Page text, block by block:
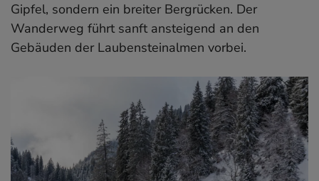
Gipfel, sondern ein breiter Bergrücken. Der
Wanderweg führt sanft ansteigend an den
Gebäuden der Laubensteinalmen vorbei.